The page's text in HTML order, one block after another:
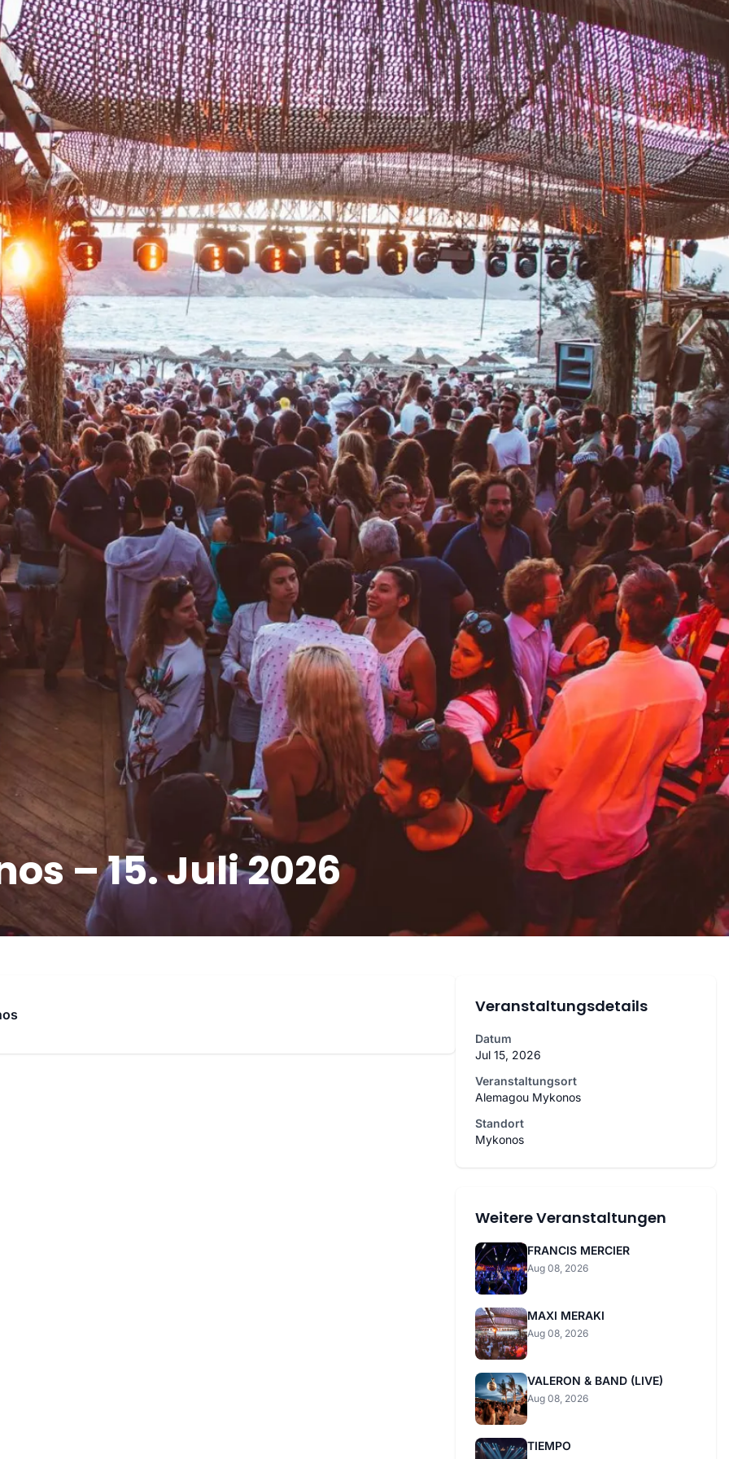
– 15. Juli 2026
Veranstaltungsdetails
Datum
Jul 15, 2026
Veranstaltungsort
Alemagou Mykonos
Standort
Mykonos
Weitere Veranstaltungen
FRANCIS MERCIER
Aug 08, 2026
MAXI MERAKI
Aug 08, 2026
VALERON & BAND (LIVE)
Aug 08, 2026
TIEMPO